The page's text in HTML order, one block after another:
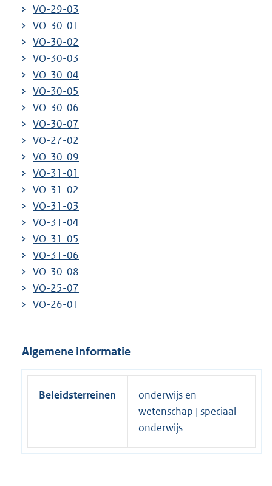
VO-29-03
VO-30-01
VO-30-02
VO-30-03
VO-30-04
VO-30-05
VO-30-06
VO-30-07
VO-27-02
VO-30-09
VO-31-01
VO-31-02
VO-31-03
VO-31-04
VO-31-05
VO-31-06
VO-30-08
VO-25-07
VO-26-01
Algemene informatie
Beleidsterreinen
onderwijs en
wetenschap | speciaal
onderwijs